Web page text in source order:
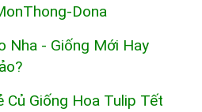
Dona
Nha - Giống Mới Hay
Củ Giống Hoa Tulip Tết